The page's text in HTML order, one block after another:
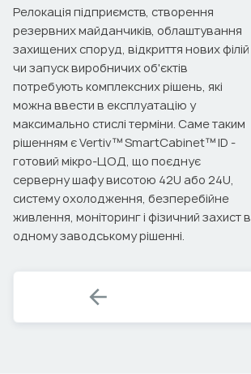
Релокація підприємств, створення
резервних майданчиків, облаштування
захищених споруд, відкриття нових філій
чи запуск виробничих об'єктів
потребують комплексних рішень, які
можна ввести в експлуатацію у
максимально стислі терміни. Саме таким
рішенням є Vertiv™ SmartCabinet™ ID -
готовий мікро-ЦОД, що поєднує
серверну шафу висотою 42U або 24U,
систему охолодження, безперебійне
живлення, моніторинг і фізичний захист в
одному заводському рішенні.